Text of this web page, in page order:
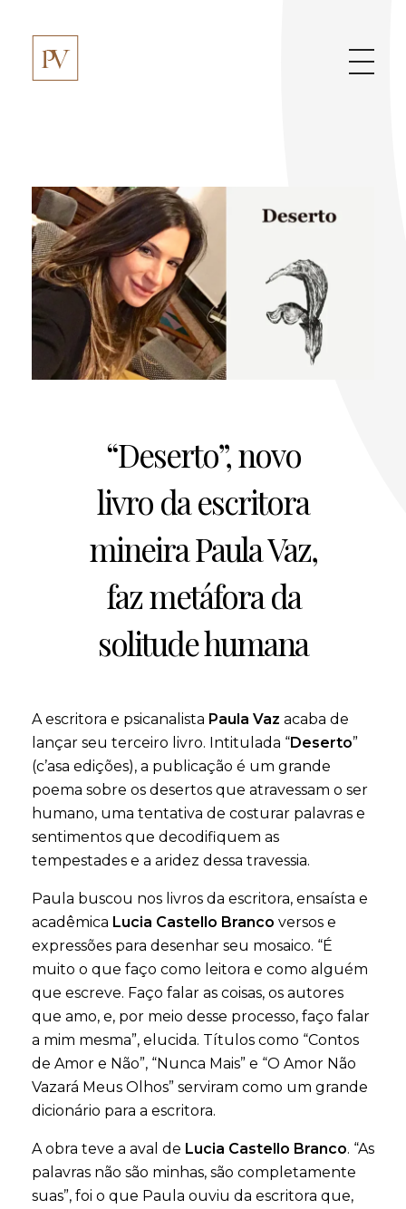
“Deserto”, novo
livro da escritora
mineira Paula Vaz,
faz metáfora da
solitude humana
A escritora e psicanalista Paula Vaz acaba de
lançar seu terceiro livro. Intitulada “Deserto”
(c’asa edições), a publicação é um grande
poema sobre os desertos que atravessam o ser
humano, uma tentativa de costurar palavras e
sentimentos que decodifiquem as
tempestades e a aridez dessa travessia.
Paula buscou nos livros da escritora, ensaísta e
acadêmica Lucia Castello Branco versos e
expressões para desenhar seu mosaico. “É
muito o que faço como leitora e como alguém
que escreve. Faço falar as coisas, os autores
que amo, e, por meio desse processo, faço falar
a mim mesma”, elucida. Títulos como “Contos
de Amor e Não”, “Nunca Mais” e “O Amor Não
Vazará Meus Olhos” serviram como um grande
dicionário para a escritora.
A obra teve a aval de Lucia Castello Branco. “As
palavras não são minhas, são completamente
suas”, foi o que Paula ouviu da escritora que,